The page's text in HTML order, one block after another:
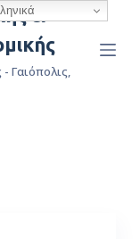
&
Γαιόπολις,